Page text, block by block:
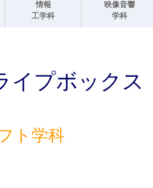
情報
工学科
映像音響
学科
イプボックス
ト学科